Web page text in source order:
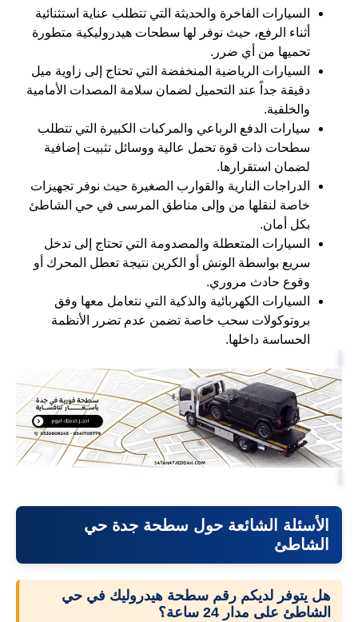
السيارات الفاخرة والحديثة التي تتطلب عناية استثنائية
أثناء الرفع، حيث نوفر لها سطحات هيدروليكية متطورة
تحميها من أي ضرر.
السيارات الرياضية المنخفضة التي تحتاج إلى زاوية ميل
دقيقة جداً عند التحميل لضمان سلامة المصدات الأمامية
والخلفية.
سيارات الدفع الرباعي والمركبات الكبيرة التي تتطلب
سطحات ذات قوة تحمل عالية ووسائل تثبيت إضافية
لضمان استقرارها.
الدراجات النارية والقوارب الصغيرة حيث نوفر تجهيزات
خاصة لنقلها من وإلى مناطق المرسى في حي الشاطئ
بكل أمان.
السيارات المتعطلة والمصدومة التي تحتاج إلى تدخل
سريع بواسطة الونش أو الكرين نتيجة تعطل المحرك أو
وقوع حادث مروري.
السيارات الكهربائية والذكية التي نتعامل معها وفق
بروتوكولات سحب خاصة تضمن عدم تضرر الأنظمة
الحساسة داخلها.
الأسئلة الشائعة حول سطحة جدة حي
الشاطئ
هل يتوفر لديكم رقم سطحة هيدروليك في حي
الشاطئ على مدار 24 ساعة؟